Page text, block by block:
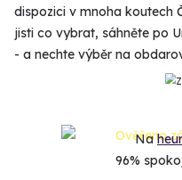
dispozici v mnoha koutech
jisti co vybrat, sáhněte po
- a nechte výběr na
Na
96%